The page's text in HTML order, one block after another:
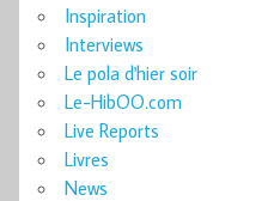
Inspiration
Interviews
Le pola d'hier soir
Le-HibOO.com
Live Reports
Livres
News